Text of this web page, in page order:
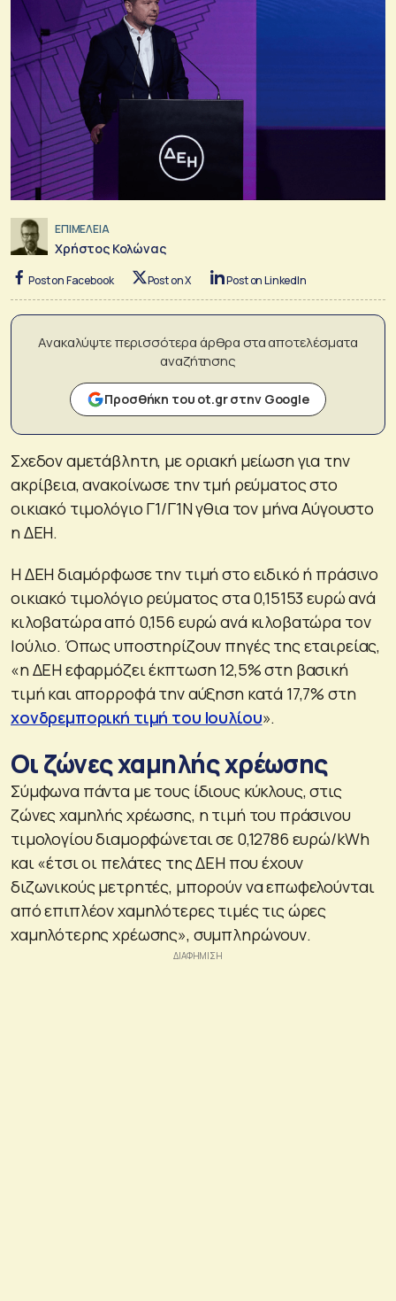
ΕΠΙΜΕΛΕΙΑ
Χρήστος Κολώνας
Post on Facebook Post on X Post on LinkedIn
Ανακαλύψτε περισσότερα άρθρα στα αποτελέσματα
αναζήτησης
Προσθήκη του ot.gr στην Google
Σχεδον αμετάβλητη, με οριακή μείωση για την
ακρίβεια, ανακοίνωσε την τμή ρεύματος στο
οικιακό τιμολόγιο Γ1/Γ1Ν γθια τον μήνα Αύγουστο
η ΔΕΗ.
Η ΔΕΗ διαμόρφωσε την τιμή στο ειδικό ή πράσινο
οικιακό τιμολόγιο ρεύματος στα 0,15153 ευρώ ανά
κιλοβατώρα από 0,156 ευρώ ανά κιλοβατώρα τον
Ιούλιο. Όπως υποστηρίζουν πηγές της εταιρείας,
«η ΔΕΗ εφαρμόζει έκπτωση 12,5% στη βασική
τιμή και απορροφά την αύξηση κατά 17,7% στη
χονδρεμπορική τιμή του Ιουλίου».
Οι ζώνες χαμηλής χρέωσης
Σύμφωνα πάντα με τους ίδιους κύκλους, στις
ζώνες χαμηλής χρέωσης, η τιμή του πράσινου
τιμολογίου διαμορφώνεται σε 0,12786 ευρώ/kWh
και «έτσι οι πελάτες της ΔΕΗ που έχουν
διζωνικούς μετρητές, μπορούν να επωφελούνται
από επιπλέον χαμηλότερες τιμές τις ώρες
χαμηλότερης χρέωσης», συμπληρώνουν.